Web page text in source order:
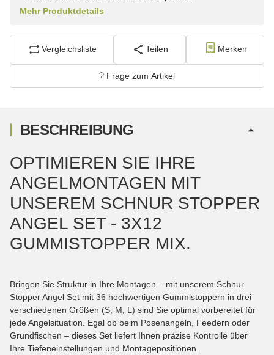
Mehr Produktdetails
Vergleichsliste Teilen Merken
Frage zum Artikel
BESCHREIBUNG
OPTIMIEREN SIE IHRE
ANGELMONTAGEN MIT
UNSEREM SCHNUR STOPPER
ANGEL SET - 3X12
GUMMISTOPPER MIX.
Bringen Sie Struktur in Ihre Montagen – mit unserem Schnur
Stopper Angel Set mit 36 hochwertigen Gummistoppern in drei
verschiedenen Größen (S, M, L) sind Sie optimal vorbereitet für
jede Angelsituation. Egal ob beim Posenangeln, Feedern oder
Grundfischen – dieses Set liefert Ihnen präzise Kontrolle über
Ihre Tiefeneinstellungen und Montagepositionen.